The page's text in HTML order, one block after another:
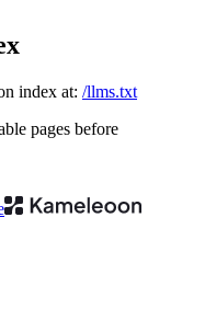
index at: /llms.txt
pages before